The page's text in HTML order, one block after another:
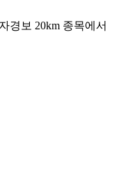
경보 20km 종목에서